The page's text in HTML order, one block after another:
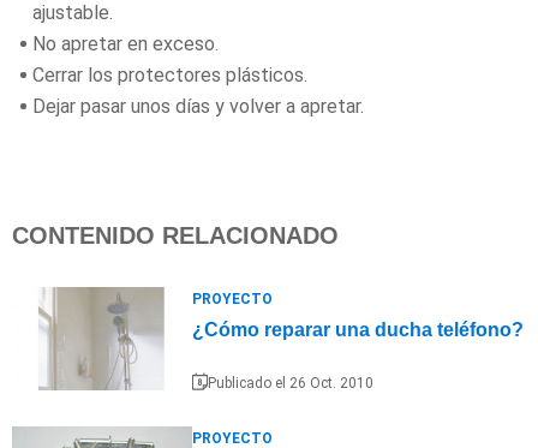
ajustable.
No apretar en exceso.
Cerrar los protectores plásticos.
Dejar pasar unos días y volver a apretar.
CONTENIDO RELACIONADO
PROYECTO
¿Cómo reparar una ducha teléfono?
Publicado el 26 Oct. 2010
PROYECTO